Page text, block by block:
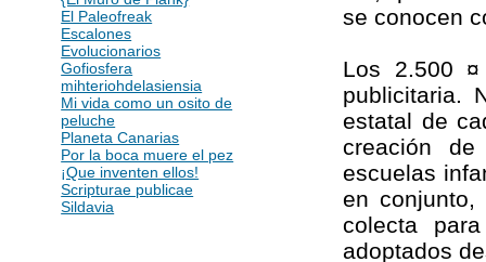
El Paleofreak
Escalones
Evolucionarios
Gofiosfera
mihteriohdelasiensia
Mi vida como un osito de
peluche
Planeta Canarias
Por la boca muere el pez
¡Que inventen ellos!
Scripturae publicae
Sildavia
se conocen
Los 2.500
publicitaria.
estatal de
creación
escuelas
en conjunto,
colecta
adoptados